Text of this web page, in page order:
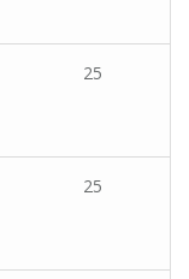
25
25